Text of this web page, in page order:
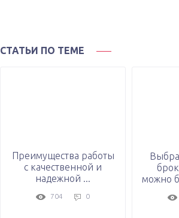
СТАТЬИ ПО ТЕМЕ
Преимущества работы
с качественной и
надежной ...
704 0
можно